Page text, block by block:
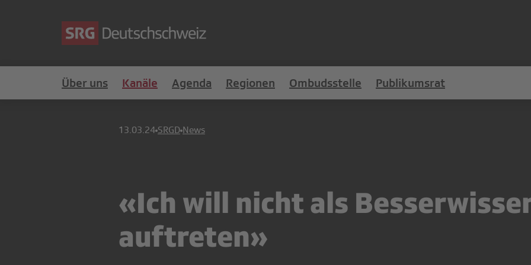
Über uns Kanäle Agenda Regionen Ombudsstelle Publikumsrat
13.03.24 SRGD News
«Ich will nicht als
auftreten»